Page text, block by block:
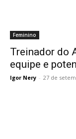
Feminino
Treinador do
equipe e
Igor Nery - 27 de